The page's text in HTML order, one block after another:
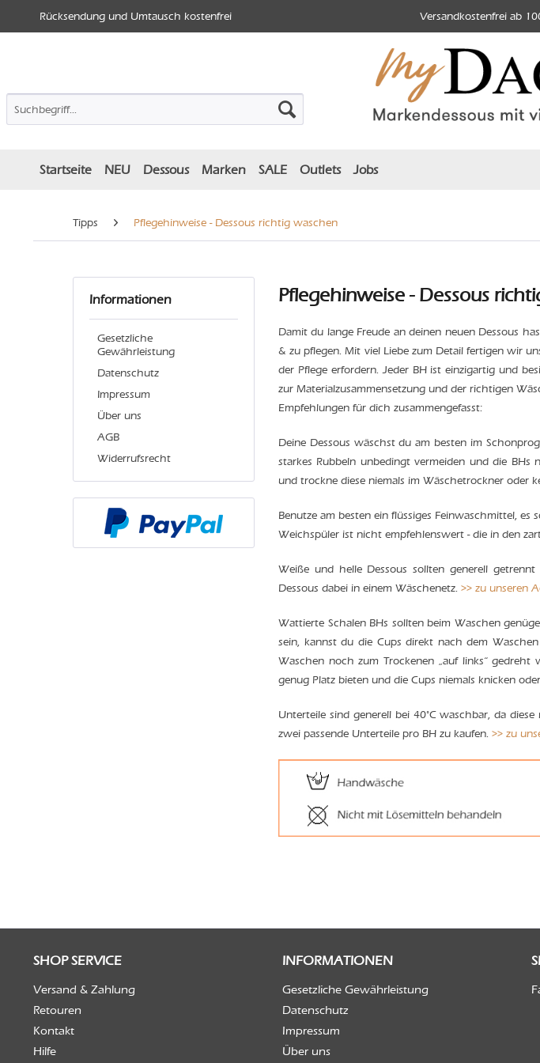
Rücksendung und Umtausch kostenfrei Versandkostenfrei ab
Startseite NEU Dessous Marken SALE Outlets Jobs
Tipps Pflegehinweise - Dessous richtig waschen
Informationen
Gesetzliche
Gewährleistung
Datenschutz
Impressum
Über uns
AGB
Widerrufsrecht
Pflegehinweise - Dessous
Damit du lange Freude an deinen neuen Dessous
& zu pflegen. Mit viel Liebe zum Detail fertigen wir
der Pflege erfordern. Jeder BH ist einzigartig und
zur Materialzusammensetzung und der richtigen
Empfehlungen für dich zusammengefasst:
Deine Dessous wäschst du am besten im
starkes Rubbeln unbedingt vermeiden und die
und trockne diese niemals im Wäschetrockner oder
Benutze am besten ein flüssiges Feinwaschmittel,
Weichspüler ist nicht empfehlenswert - die in den
Weiße und helle Dessous sollten generell
Dessous dabei in einem Wäschenetz. >> zu unseren
Wattierte Schalen BHs sollten beim Waschen
sein, kannst du die Cups direkt nach dem
Waschen noch zum Trockenen „auf links“
genug Platz bieten und die Cups niemals knicken
Unterteile sind generell bei 40°C waschbar, da
zwei passende Unterteile pro BH zu kaufen. >> zu
SHOP SERVICE
Versand & Zahlung
Retouren
Kontakt
Hilfe
INFORMATIONEN
Gesetzliche Gewährleistung
Datenschutz
Impressum
Über uns